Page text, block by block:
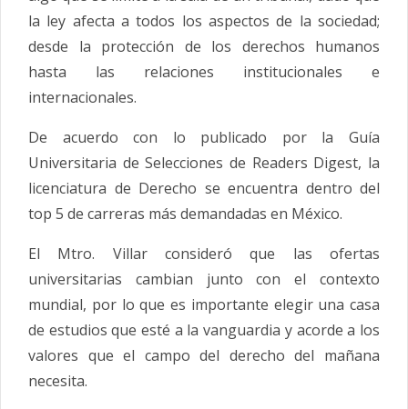
la ley afecta a todos los aspectos de la sociedad;
desde la protección de los derechos humanos
hasta las relaciones institucionales e
internacionales.
De acuerdo con lo publicado por la Guía
Universitaria de Selecciones de Readers Digest, la
licenciatura de Derecho se encuentra dentro del
top 5 de carreras más demandadas en México.
El Mtro. Villar consideró que las ofertas
universitarias cambian junto con el contexto
mundial, por lo que es importante elegir una casa
de estudios que esté a la vanguardia y acorde a los
valores que el campo del derecho del mañana
necesita.